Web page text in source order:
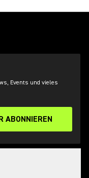
Events und vieles
ABONNIEREN